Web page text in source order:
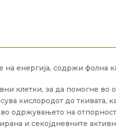
на енергија, содржи
клетки, за да помогне во
кислородот до ткивата,
во одржувањето на
и секојдневните